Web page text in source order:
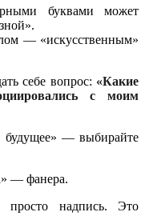
буквами может
— «искусственным»
себе вопрос: «Какие
с моим
будущее» — выбирайте
— фанера.
надпись. Это